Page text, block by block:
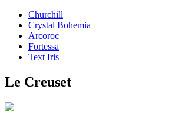
Churchill
Crystal Bohemia
Arcoroc
Fortessa
Text Iris
Le Creuset